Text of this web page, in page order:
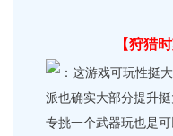
【狩猎
：这游戏可玩性挺
派也确实大部分提升
专挑一个武器玩也是